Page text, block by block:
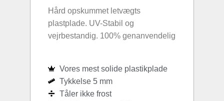
Hård opskummet letvægts
plastplade. UV-Stabil og
vejrbestandig. 100% genanvendelig
Vores mest solide plastikplade
Tykkelse 5 mm
Tåler ikke frost